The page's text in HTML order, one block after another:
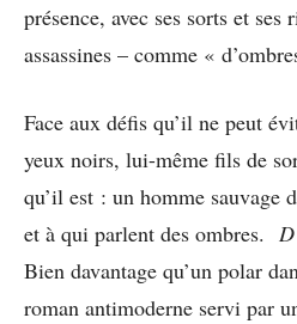
présence, avec ses sorts et
assassines – comme «
Face aux défis qu’il ne peut
yeux noirs, lui-même fils de
qu’il est : un homme sauvage
et à qui parlent des ombres.
Bien davantage qu’un polar
roman antimoderne servi par